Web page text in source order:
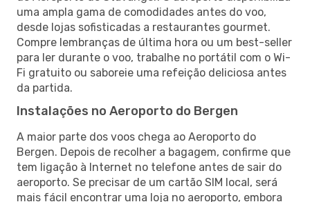
uma ampla gama de comodidades antes do voo,
desde lojas sofisticadas a restaurantes gourmet.
Compre lembranças de última hora ou um best-seller
para ler durante o voo, trabalhe no portátil com o Wi-
Fi gratuito ou saboreie uma refeição deliciosa antes
da partida.
Instalações no Aeroporto do Bergen
A maior parte dos voos chega ao Aeroporto do
Bergen. Depois de recolher a bagagem, confirme que
tem ligação à Internet no telefone antes de sair do
aeroporto. Se precisar de um cartão SIM local, será
mais fácil encontrar uma loja no aeroporto, embora